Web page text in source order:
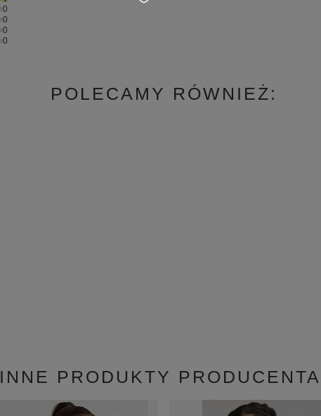
0
0
0
0
POLECAMY RÓWNIEŻ:
INNE PRODUKTY